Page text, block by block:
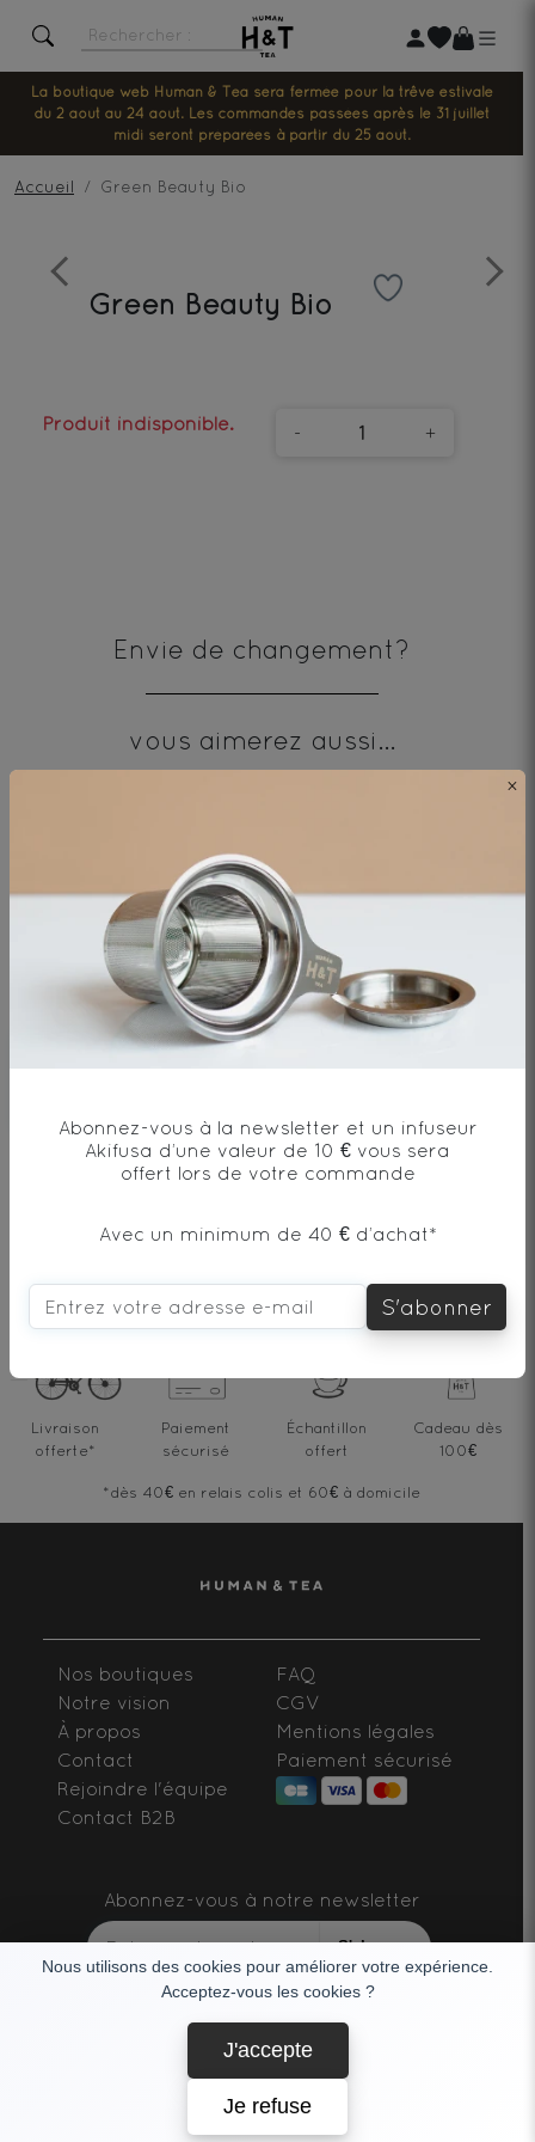
La boutique web Human & Tea sera fermée pour la trêve estivale
du 2 août au 24 août. Les commandes passées après le 31 juillet
midi seront préparées à partir du 25 août.
Accueil Green Beauty Bio
Previous Next
Green Beauty Bio
Produit indisponible. - +
Envie de changement?
vous aimerez aussi...
AJOUTER UN COMMENTAIRE
3
stars
OK
4
stars
Good
5
stars
—
Excellent
Que pensez-vous de ce thé ?
×
Abonnez-vous à la newsletter et un infuseur
Akifusa d’une valeur de 10 € vous sera
offert lors de votre commande
Avec un minimum de 40 € d’achat*
S'abonner
Nous utilisons des cookies pour améliorer votre expérience.
Acceptez-vous les cookies ?
J'accepte
Je refuse
Livraison
offerte*
Paiement
sécurisé
Échantillon
offert
Cadeau dès
100€
*dès 40€ en relais colis et 60€ à domicile
Nos boutiques
Notre vision
À propos
Contact
Rejoindre l'équipe
Contact B2B
FAQ
CGV
Mentions légales
Paiement sécurisé
Abonnez-vous à notre newsletter
S'abonner